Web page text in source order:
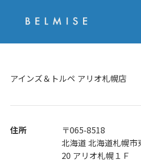
アインズ＆トルペ アリオ札幌店
住所
〒065-8518
北海道 北海道札幌
20 アリオ札幌１Ｆ